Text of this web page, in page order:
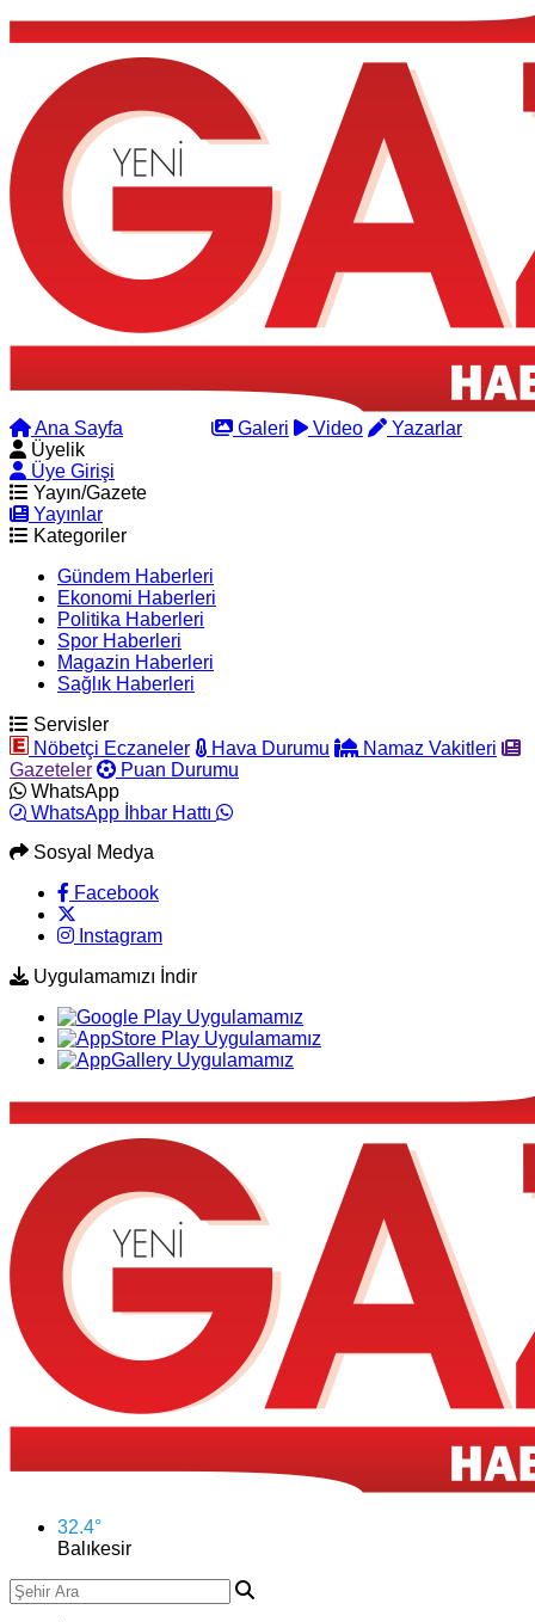
Ana Sayfa Galeri Video
Yazarlar
Üyelik
Üye Girişi
Yayın/Gazete
Yayınlar
Kategoriler
Gündem Haberleri
Ekonomi Haberleri
Politika Haberleri
Spor Haberleri
Magazin Haberleri
Sağlık Haberleri
Servisler
Nöbetçi Eczaneler
Hava Durumu
Namaz Vakitleri
Gazeteler
Puan Durumu
WhatsApp
WhatsApp İhbar Hattı
Sosyal Medya
Facebook
Instagram
Uygulamamızı İndir
32.4°
Balıkesir